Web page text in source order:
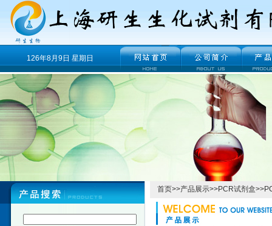
126年8月9日 星期日
首页>>产品展示>>PCR试剂盒>>